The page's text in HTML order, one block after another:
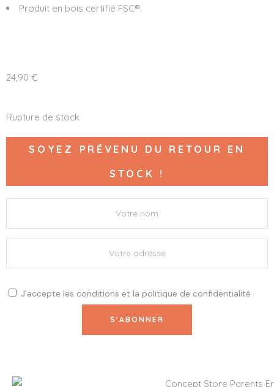
Produit en bois certifié FSC®.
24,90 €
Rupture de stock
SOYEZ PRÉVENU DU RETOUR EN
STOCK !
J'accepte les conditions et la politique de confidentialité